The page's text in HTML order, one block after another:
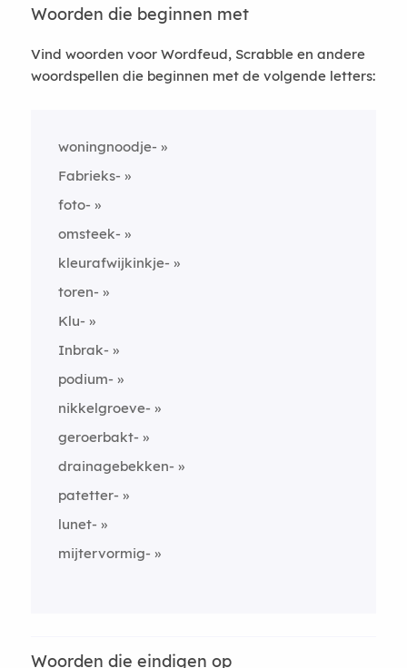
Woorden die beginnen met
Vind woorden voor Wordfeud, Scrabble en andere
woordspellen die beginnen met de volgende letters:
woningnoodje-
Fabrieks-
foto-
omsteek-
kleurafwijkinkje-
toren-
Klu-
Inbrak-
podium-
nikkelgroeve-
geroerbakt-
drainagebekken-
patetter-
lunet-
mijtervormig-
Woorden die eindigen op